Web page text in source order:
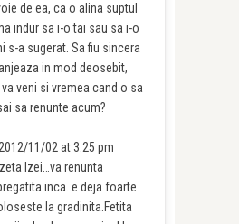
de ea, ca o alina suptul
indur sa i-o tai sau sa i-o
s-a sugerat. Sa fiu sincera
in mod deosebit,
veni si vremea cand o sa
sa renunte acum?
11/02 at 3:25 pm
Izei…va renunta
inca..e deja foarte
la gradinita.Fetita